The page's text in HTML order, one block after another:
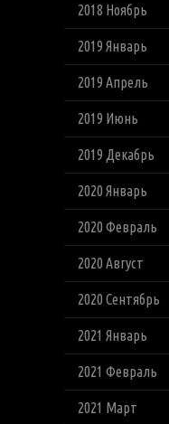
2018 Ноябрь
2019 Январь
2019 Апрель
2019 Июнь
2019 Декабрь
2020 Январь
2020 Февраль
2020 Август
2020 Сентябрь
2021 Январь
2021 Февраль
2021 Март